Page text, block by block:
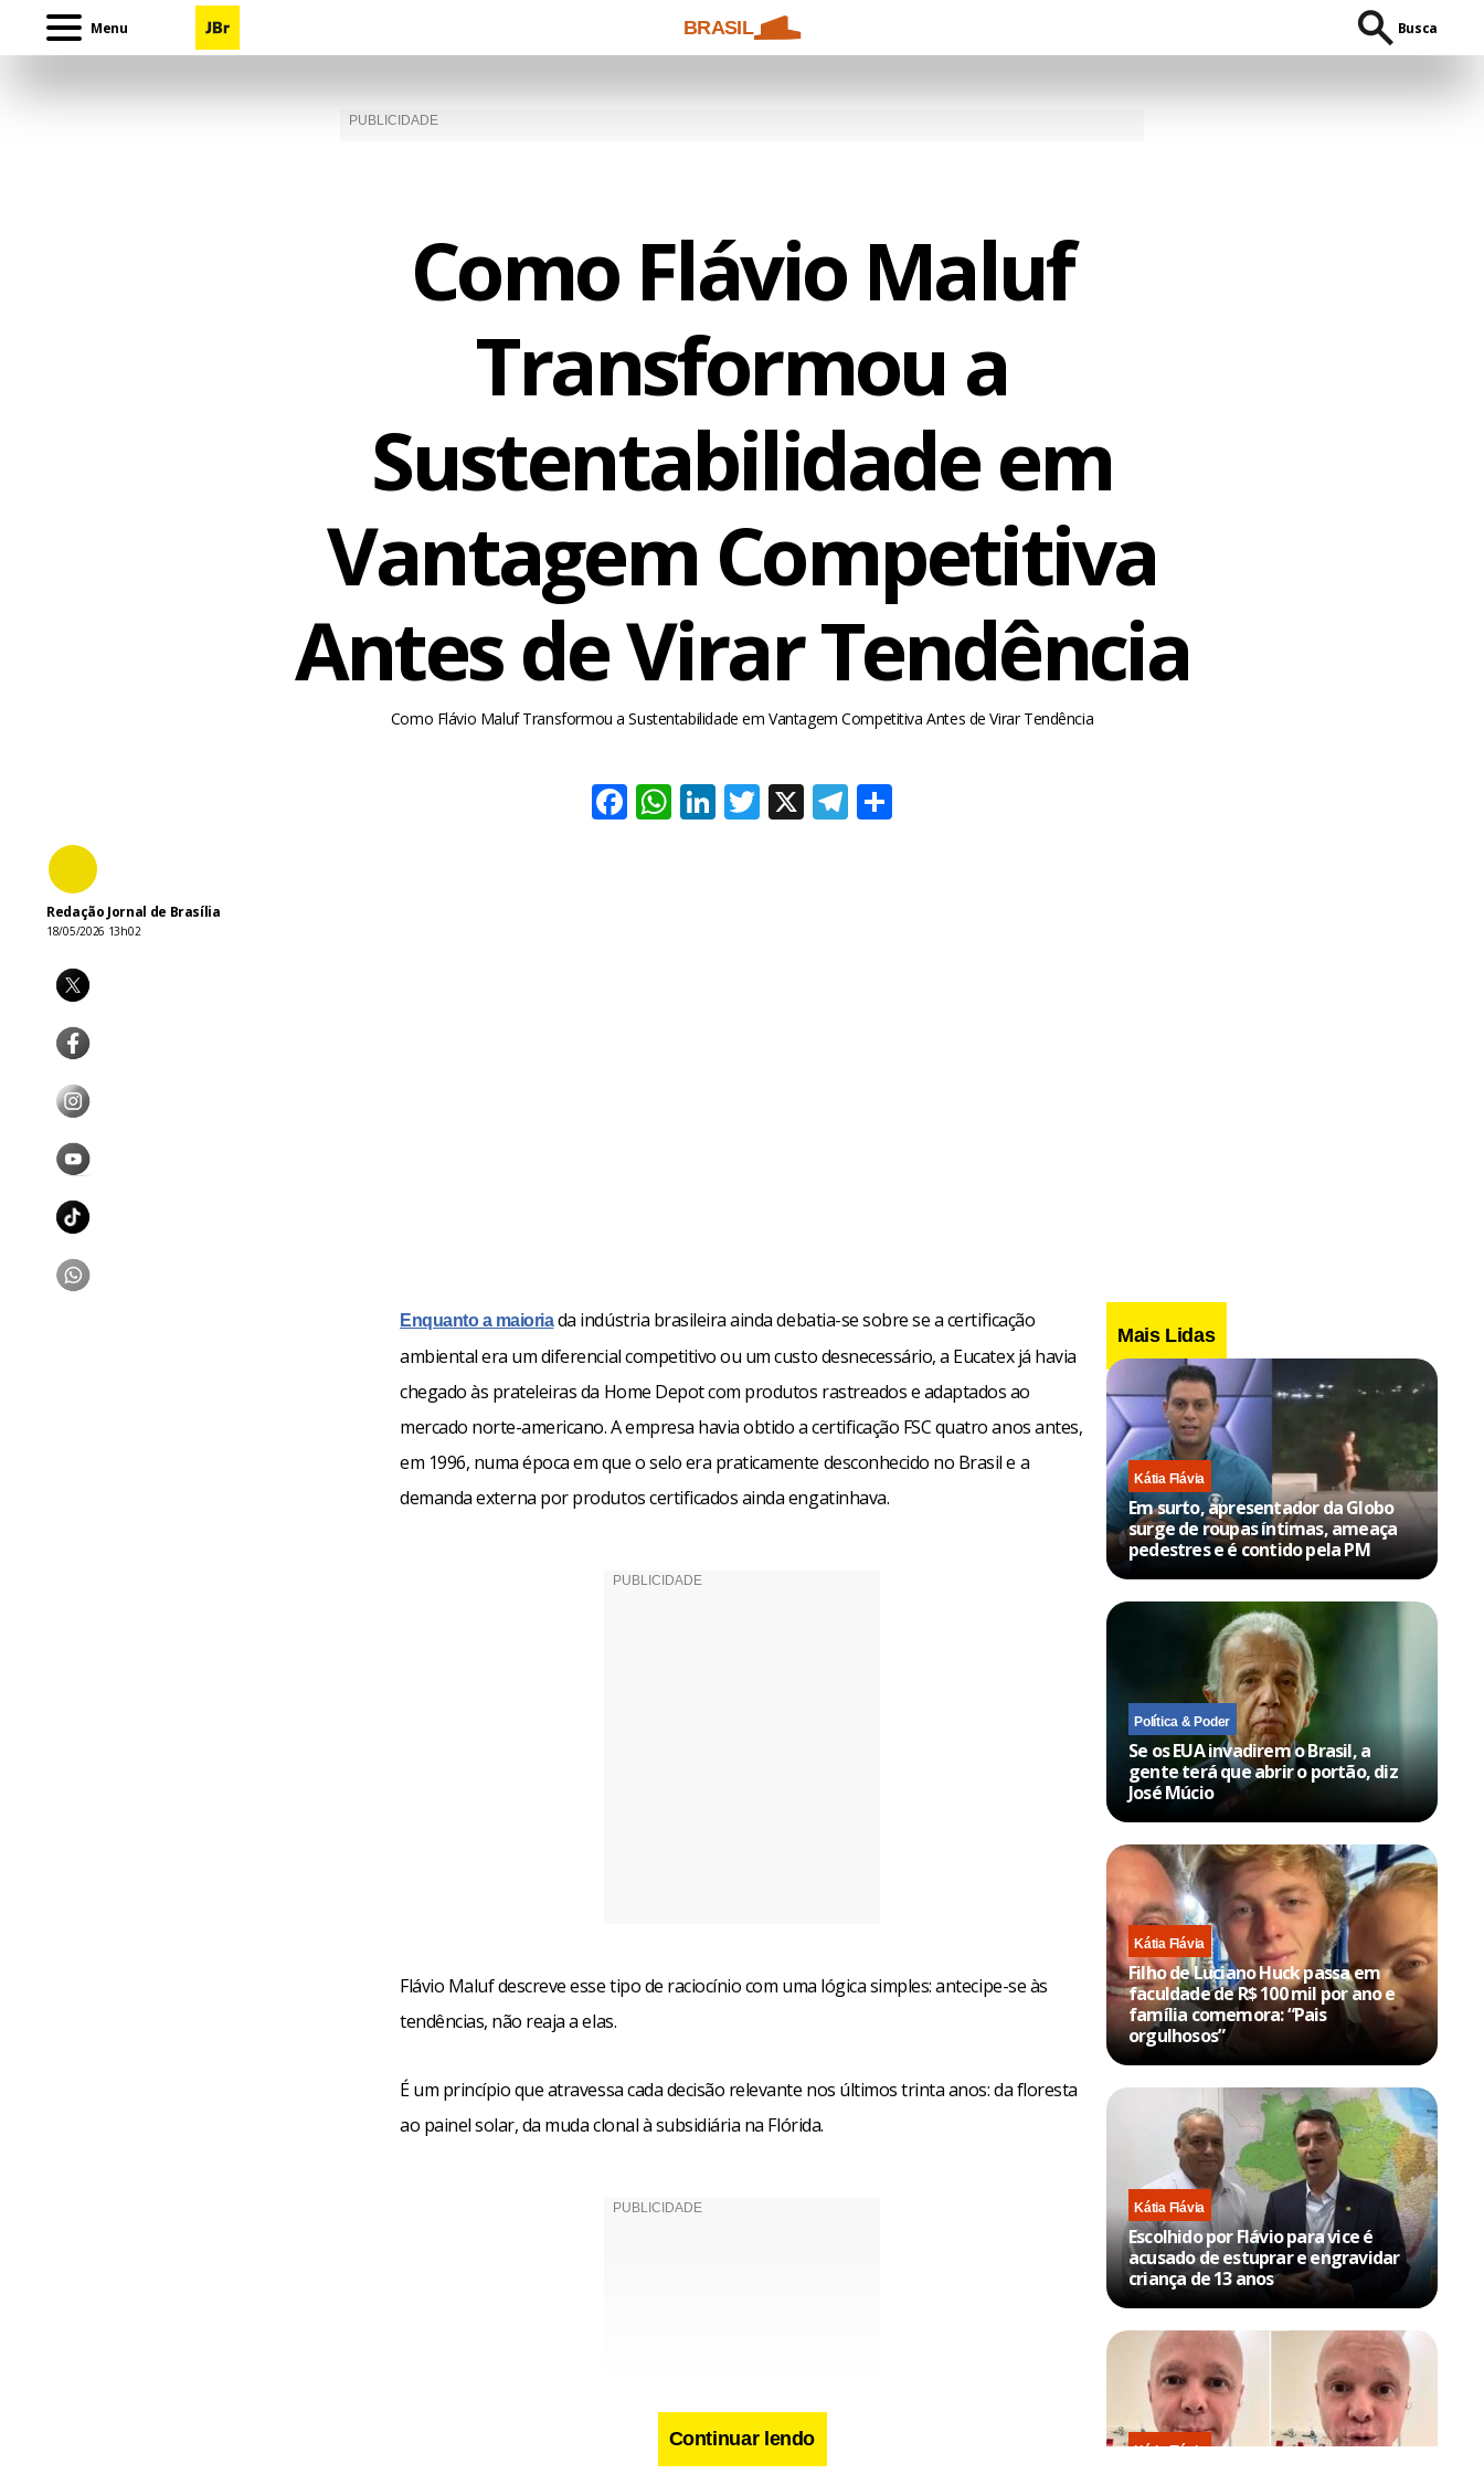
Menu BRASIL Busca
Como Flávio Maluf
Transformou a
Sustentabilidade em
Vantagem Competitiva
Antes de Virar Tendência
Como Flávio Maluf Transformou a Sustentabilidade em Vantagem Competitiva Antes de Virar Tendência
Facebook
WhatsApp
LinkedIn
Twitter
X Telegram
Redação Jornal de Brasília
18/05/2026 13h02
Enquanto a maioriada indústria brasileira ainda debatia-se sobre se a certificação
ambiental era um diferencial competitivo ou um custo desnecessário, a Eucatex já havia
chegado às prateleiras da Home Depot com produtos rastreados e adaptados ao
mercado norte-americano. A empresa havia obtido a certificação FSC quatro anos antes,
em 1996, numa época em que o selo era praticamente desconhecido no Brasil e a
demanda externa por produtos certificados ainda engatinhava.
Flávio Maluf descreve esse tipo de raciocínio com uma lógica simples: antecipe-se às
tendências, não reaja a elas.
É um princípio que atravessa cada decisão relevante nos últimos trinta anos: da floresta
ao painel solar, da muda clonal à subsidiária na Flórida.
Continuar lendo
Mais Lidas
Kátia Flávia
Em surto, apresentador da Globo
surge de roupas íntimas, ameaça
pedestres e é contido pela PM
Política & Poder
Se os EUA invadirem o Brasil, a
gente terá que abrir o portão, diz
José Múcio
Kátia Flávia
Filho de Luciano Huck passa em
faculdade de R$ 100 mil por ano e
família comemora: “Pais
orgulhosos”
Kátia Flávia
Escolhido por Flávio para vice é
acusado de estuprar e engravidar
criança de 13 anos
Kátia Flávia